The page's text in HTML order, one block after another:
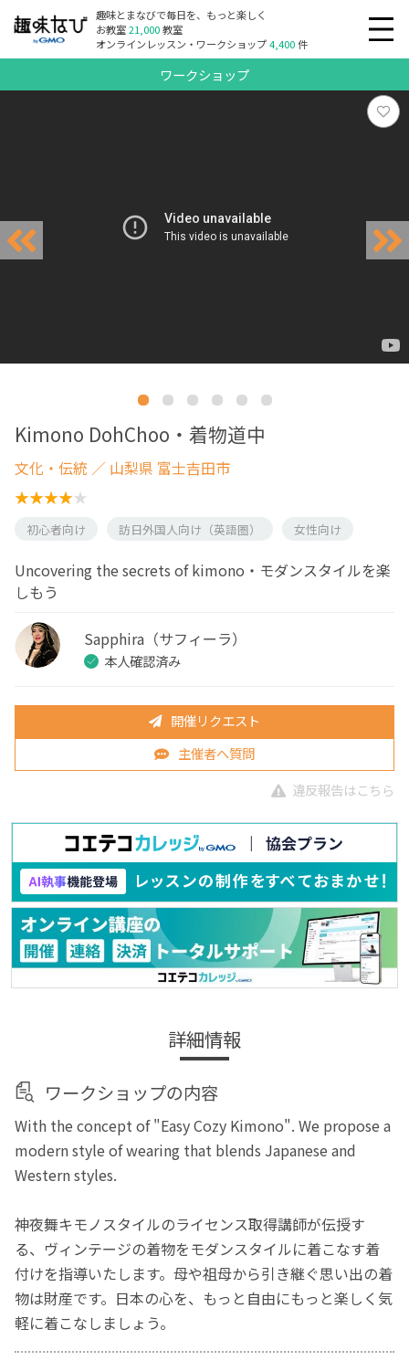
趣味とまなびで毎日を、もっと楽しく
お教室21,000教室
オンラインレッスン・ワークショップ4,400件
ワークショップ
Kimono DohChoo・着物道中
文化・伝統 ／ 山梨県 富士吉田市
初心者向け 訪日外国人向け（英語圏） 女性向け
Uncovering the secrets of kimono・モダンスタイルを楽
しもう
Sapphira（サフィーラ）
本人確認済み
開催リクエスト
主催者へ質問
違反報告はこちら
詳細情報
ワークショップの内容
With the concept of "Easy Cozy Kimono". We propose a
modern style of wearing that blends Japanese and
Western styles.
神夜舞キモノスタイルのライセンス取得講師が伝授す
る、ヴィンテージの着物をモダンスタイルに着こなす着
付けを指導いたします。母や祖母から引き継ぐ思い出の着
物は財産です。日本の心を、もっと自由にもっと楽しく気
軽に着こなしましょう。